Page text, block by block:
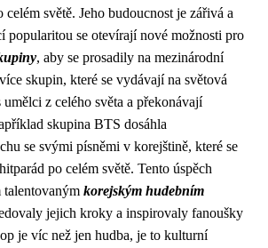
světě. Jeho budoucnost je zářivá a
popularitou se otevírají nové možnosti pro
, aby se prosadily na mezinárodní
skupin, které se vydávají na světová
z celého světa a překonávají
skupina BTS dosáhla
se svými písněmi v korejštině, které se
po celém světě. Tento úspěch
talentovaným korejským hudebním
jejich kroky a inspirovaly fanoušky
je víc než jen hudba, je to kulturní